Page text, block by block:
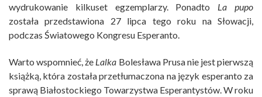
wydrukowanie kilkuset egzemplarzy. Ponadto La pupo
została przedstawiona 27 lipca tego roku na Słowacji,
podczas Światowego Kongresu Esperanto.
Warto wspomnieć, że Lalka Bolesława Prusa nie jest pierwszą
książką, która została przetłumaczona na język esperanto za
sprawą Białostockiego Towarzystwa Esperantystów. W roku